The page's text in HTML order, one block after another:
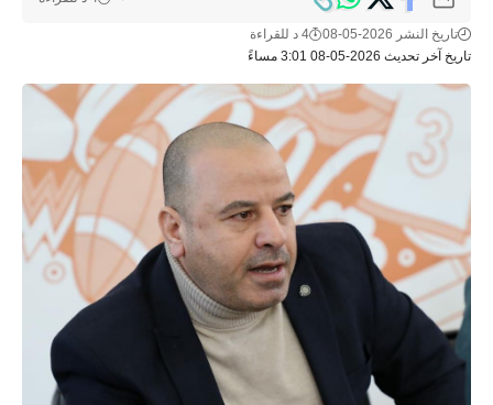
تاريخ آخر تحديث 2026-05-08 3:01 مساءً
تاريخ النشر 2026-05-08 4 د للقراءة